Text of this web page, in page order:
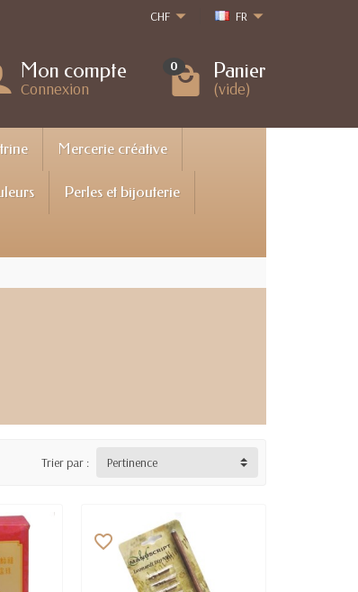
CHF FR
Mon compte
Connexion
0 Panier
(vide)
Mercerie créative
Perles et bijouterie
Trier par : Pertinence
favorite_border